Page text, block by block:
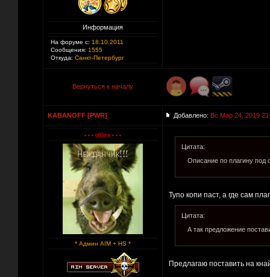
Информация
На форуме с: 18.10.2011
Сообщения: 1555
Откуда: Санкт-Петербург
Вернуться к началу
KABANOFF [PWR] Добавлено: Вс Мар 24, 2019
* Админ AIM + HS *
Цитата:
Описание по плагину под
Тупо копи паст, а где сам
Цитата:
А так предложение
Предлагаю поставить на